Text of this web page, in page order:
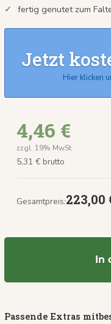
fertig genutet zum
Jetzt
Hier klicken
4,46 €
zzgl. 19% MwSt.
5,31 € brutto
Gesamtpreis:223,00
In
Passende Extras